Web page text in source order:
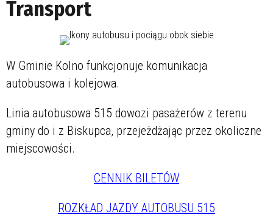
Transport
W Gminie Kolno funkcjonuje komunikacja
autobusowa i kolejowa.
Linia autobusowa 515 dowozi pasażerów z terenu
gminy do i z Biskupca, przejeżdżając przez okoliczne
miejscowości.
CENNIK BILETÓW
ROZKŁAD JAZDY AUTOBUSU 515